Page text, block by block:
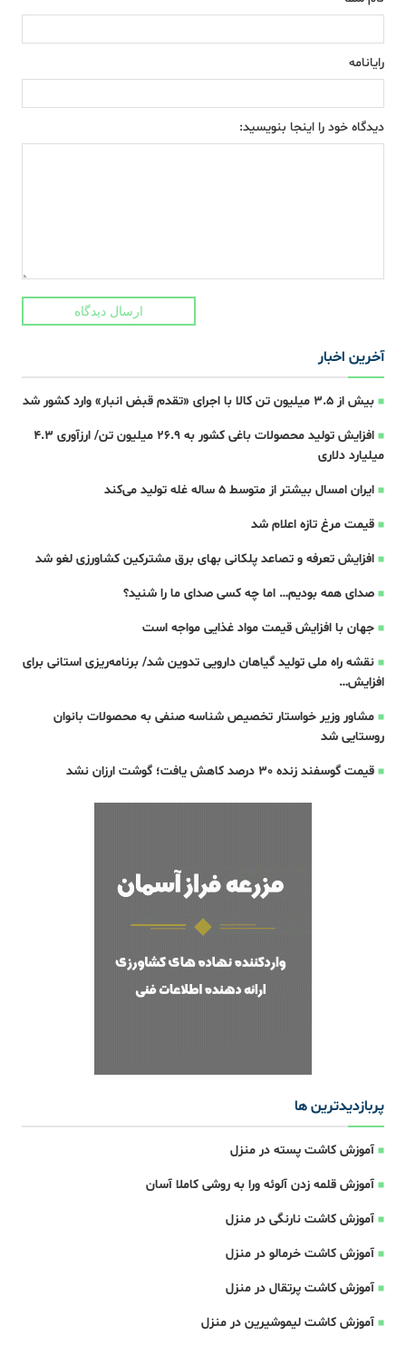
رایانامه
دیدگاه خود را اینجا بنویسید:
ارسال دیدگاه
آخرین اخبار
بیش از ۳.۵ میلیون تن کالا با اجرای «تقدم قبض انبار» وارد کشور شد
افزایش تولید محصولات باغی کشور به ۲۶.۹ میلیون تن/ ارزآوری ۴.۳
میلیارد دلاری
ایران امسال بیشتر از متوسط 5 ساله غله تولید می‌کند
قیمت مرغ تازه اعلام شد
افزایش تعرفه و تصاعد پلکانی بهای برق مشترکین کشاورزی لغو شد
صدای همه بودیم… اما چه کسی صدای ما را شنید؟
جهان با افزایش قیمت مواد غذایی مواجه است
نقشه راه ملی تولید گیاهان دارویی تدوین شد/ برنامه‌ریزی استانی برای
افزایش…
مشاور وزیر خواستار تخصیص شناسه صنفی به محصولات بانوان
روستایی شد
قیمت گوسفند زنده 30 درصد کاهش یافت؛ گوشت ارزان نشد
پربازدیدترین ها
آموزش کاشت پسته در منزل
آموزش قلمه زدن آلوئه ورا به روشی کاملا آسان
آموزش کاشت نارنگی در منزل
آموزش کاشت خرمالو در منزل
آموزش کاشت پرتقال در منزل
آموزش کاشت لیموشیرین در منزل